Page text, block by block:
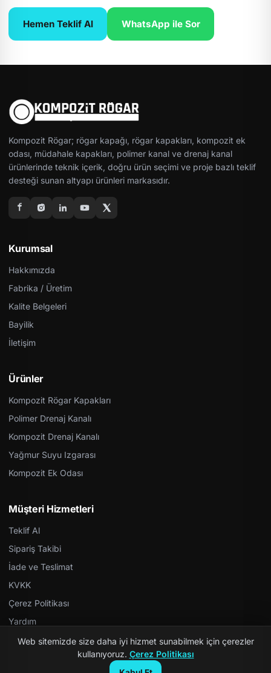
Hemen Teklif Al WhatsApp ile Sor
Kompozit Rögar; rögar kapağı, rögar kapakları, kompozit ek
odası, müdahale kapakları, polimer kanal ve drenaj kanal
ürünlerinde teknik içerik, doğru ürün seçimi ve proje bazlı teklif
desteği sunan altyapı ürünleri markasıdır.
Kurumsal
Hakkımızda
Fabrika / Üretim
Kalite Belgeleri
Bayilik
İletişim
Ürünler
Kompozit Rögar Kapakları
Polimer Drenaj Kanalı
Kompozit Drenaj Kanalı
Yağmur Suyu Izgarası
Kompozit Ek Odası
Müşteri Hizmetleri
Teklif Al
Sipariş Takibi
İade ve Teslimat
KVKK
Çerez Politikası
Yardım
Web sitemizde size daha iyi hizmet sunabilmek için çerezler
kullanıyoruz. Çerez Politikası